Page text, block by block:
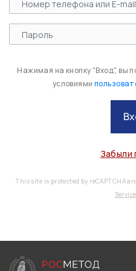
Нажимая на кнопку "Вход", вы
условиями
Забыли
This site is protected by reCAPTCHA
Service